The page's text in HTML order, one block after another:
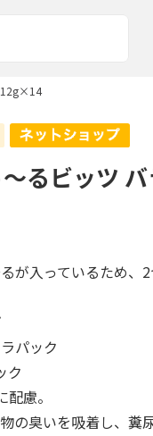
12g×14
るビッツ
が入っているため、
パック
ク
慮。
の臭いを吸着し、糞